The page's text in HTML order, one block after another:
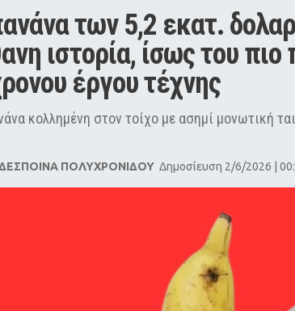
των 5,2 εκατ.
ιστορία, ίσως του
έργου τέχνης
κολλημένη στον τοίχο με ασημί μονωτική
ΠΟΛΥΧΡΟΝΙΔΟΥ Δημοσίευση 2/6/2026 |